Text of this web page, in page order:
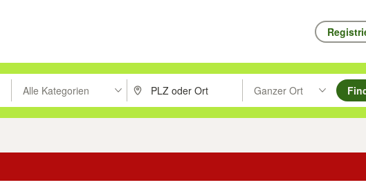
um zu suchen, oder Vorschläge mit den Pfeiltasten nach oben/unten
Alle Kategorien PLZ oder Ort eingeben. Eingabetaste drücken um
Ganzer Ort
Suche im Umkreis des